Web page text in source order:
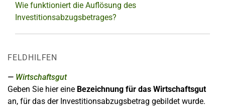
Wie funktioniert die Auflösung des
Investitionsabzugsbetrages?
FELDHILFEN
Wirtschaftsgut
Geben Sie hier eine Bezeichnung für das Wirtschaftsgut
an, für das der Investitionsabzugsbetrag gebildet wurde.